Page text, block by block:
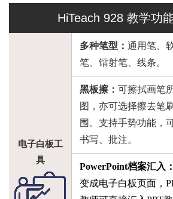
HiTeach 928 教学功
电子白板工
具
多种笔型： 通用笔、
笔、镭射笔、线条。
黑板擦： 可擦拭画笔
图，亦可选择擦去笔
围。支持手势功能，
书写、批注。
PowerPoint档案汇入：
变成电子白板页面，